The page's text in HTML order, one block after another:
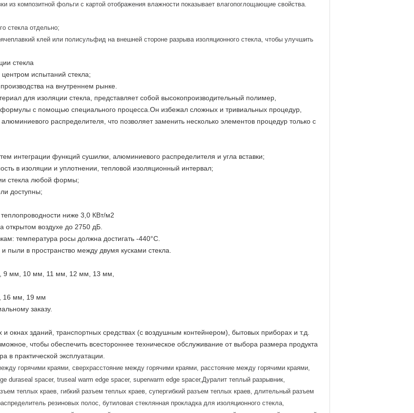
из композитной фольги с картой отображения влажности показывает влагопоглощающие свойства.
стекла отдельно;
клей или полисульфид на внешней стороне разрыва изоляционного стекла, чтобы улучшить
стекла
испытаний стекла;
на внутреннем рынке.
для изоляции стекла, представляет собой высокопроизводительный полимер,
с помощью специального процесса.Он избежал сложных и тривиальных процедур,
распределителя, что позволяет заменить несколько элементов процедур только с
интеграции функций сушилки, алюминиевого распределителя и угла вставки;
в изоляции и уплотнении, тепловой изоляционный интервал;
стекла любой формы;
доступны;
ниже 3,0 КВт/м2
воздухе до 2750 дБ.
температура росы должна достигать -440°C.
пыли в пространство между двумя кусками стекла.
мм, 10 мм, 11 мм, 12 мм, 13 мм,
16 мм, 19 мм
заказу.
зданий, транспортных средствах (с воздушным контейнером), бытовых приборах и т.д.
чтобы обеспечить всестороннее техническое обслуживание от выбора размера продукта
в практической эксплуатации.
горячими краями, сверхрасстояние между горячими краями, расстояние между горячими краями,
duraseal spacer, truseal warm edge spacer, superwarm edge spacer,Дуралит теплый разрывник,
теплых краев, гибкий разъем теплых краев, супергибкий разъем теплых краев, длительный разъем
резиновых полос, бутиловая стеклянная прокладка для изоляционного стекла,